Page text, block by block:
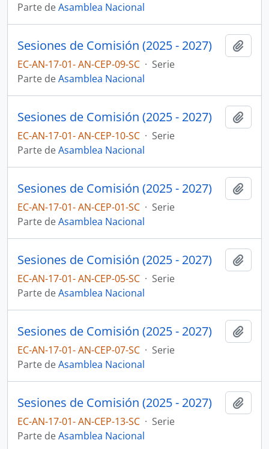
Parte deAsamblea Nacional
Sesiones de Comisión (2025 - 2027)
EC-AN-17-01- AN-CEP-09-SC · Serie
Parte deAsamblea Nacional
Sesiones de Comisión (2025 - 2027)
EC-AN-17-01- AN-CEP-10-SC · Serie
Parte deAsamblea Nacional
Sesiones de Comisión (2025 - 2027)
EC-AN-17-01- AN-CEP-01-SC · Serie
Parte deAsamblea Nacional
Sesiones de Comisión (2025 - 2027)
EC-AN-17-01- AN-CEP-05-SC · Serie
Parte deAsamblea Nacional
Sesiones de Comisión (2025 - 2027)
EC-AN-17-01- AN-CEP-07-SC · Serie
Parte deAsamblea Nacional
Sesiones de Comisión (2025 - 2027)
EC-AN-17-01- AN-CEP-13-SC · Serie
Parte deAsamblea Nacional